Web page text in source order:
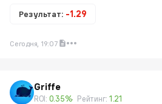
Результат: -1.29
Сегодня, 19:07
Griffe
ROI: 0.35% Рейтинг: 1.21